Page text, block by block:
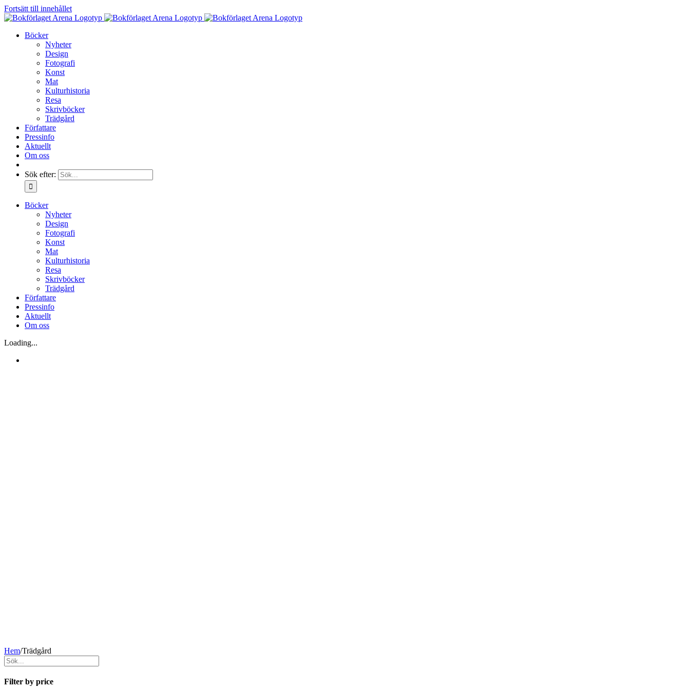
Fortsätt till innehållet
Böcker
Nyheter
Design
Fotografi
Konst
Mat
Kulturhistoria
Resa
Skrivböcker
Trädgård
Författare
Pressinfo
Aktuellt
Om oss
Sök efter:
Böcker
Nyheter
Design
Fotografi
Konst
Mat
Kulturhistoria
Resa
Skrivböcker
Trädgård
Författare
Pressinfo
Aktuellt
Om oss
Loading...
Hem/Trädgård
Filter by price